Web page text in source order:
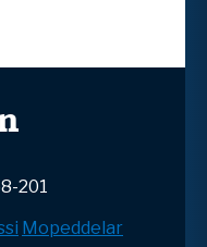
201
Mopeddelar